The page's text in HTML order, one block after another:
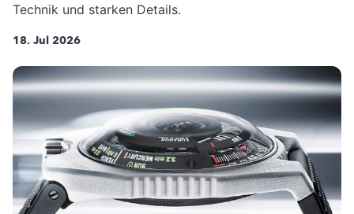
Technik und starken Details.
18. Jul 2026